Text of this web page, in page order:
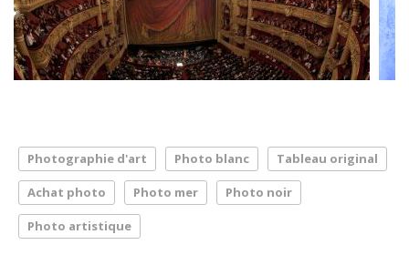
Photographie d'art Photo blanc Tableau original
Achat photo Photo mer Photo noir
Photo artistique